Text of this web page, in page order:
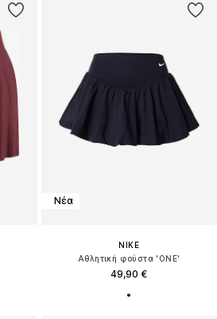
Νέα
NIKE
Αθλητική φούστα 'ONE'
49,90 €